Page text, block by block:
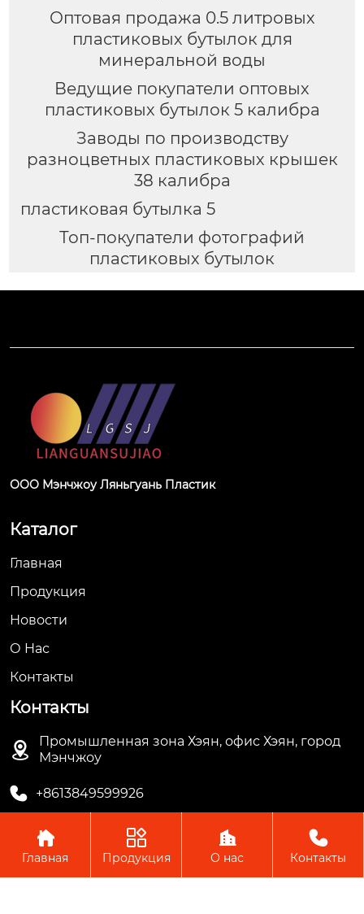
Оптовая продажа 0.5 литровых
пластиковых бутылок для
минеральной воды
Ведущие покупатели оптовых
пластиковых бутылок 5 калибра
Заводы по производству
разноцветных пластиковых крышек
38 калибра
пластиковая бутылка 5
Топ-покупатели фотографий
пластиковых бутылок
ООО Мэнчжоу Ляньгуань Пластик
Каталог
Главная
Продукция
Новости
О Hас
Контакты
Контакты

Промышленная зона Хэян, офис Хэян, город
Мэнчжоу
 +8613849599926
Авторское право © ООО Мэнчжоу Ляньгуань Пластик

Главная

Продукция

О нас

Контакты